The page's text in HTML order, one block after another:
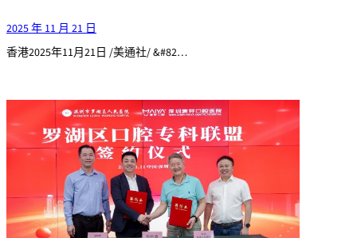
2025 年 11 月 21 日
香港2025年11月21日 /美通社/ &#82…